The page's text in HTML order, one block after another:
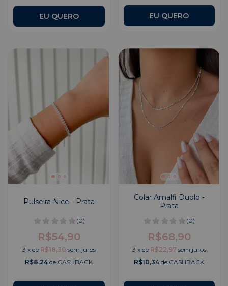
EU QUERO EU QUERO
Pulseira Nice - Prata
(0)
R$54,90
3 x de R$18,30 sem juros
R$8,24 de CASHBACK
Colar Amalfi Duplo -
Prata
(0)
R$68,90
3 x de R$22,97 sem juros
R$10,34 de CASHBACK